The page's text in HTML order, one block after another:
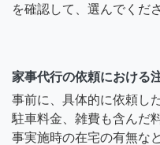
を確認して、選んでくだ
家事代行の依頼における
事前に、具体的に依頼し
駐車料金、雑費も含んだ
事実施時の在宅の有無な